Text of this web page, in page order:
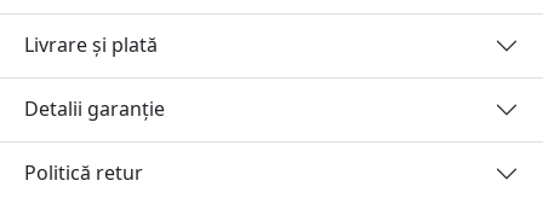
Livrare și plată
Detalii garanție
Politică retur